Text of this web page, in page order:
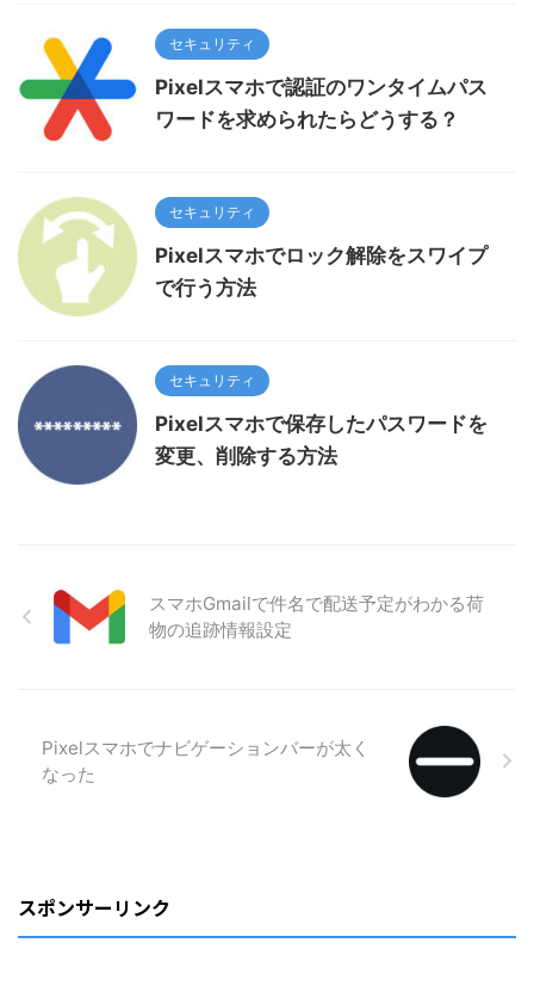
セキュリティ
Pixelスマホで認証のワンタイムパス
ワードを求められたらどうする？
セキュリティ
Pixelスマホでロック解除をスワイプ
で行う方法
セキュリティ
Pixelスマホで保存したパスワードを
変更、削除する方法
スマホGmailで件名で配送予定がわかる荷
物の追跡情報設定
Pixelスマホでナビゲーションバーが太く
なった
スポンサーリンク